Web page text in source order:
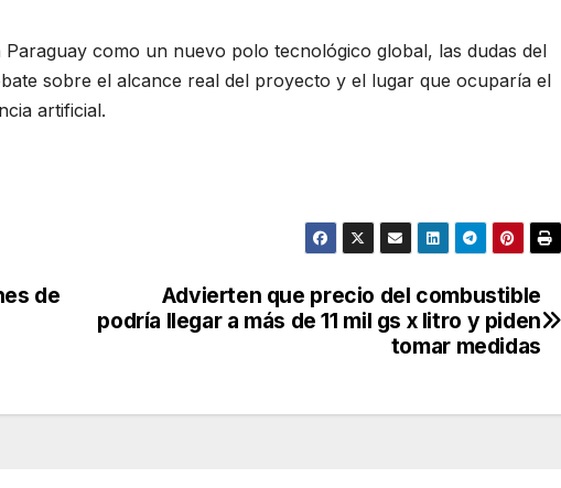
como un nuevo polo tecnológico global, las dudas del
sobre el alcance real del proyecto y el lugar que ocuparía el
artificial.
Advierten que precio del combustible
podría llegar a más de 11 mil gs x litro y piden
tomar medidas
de